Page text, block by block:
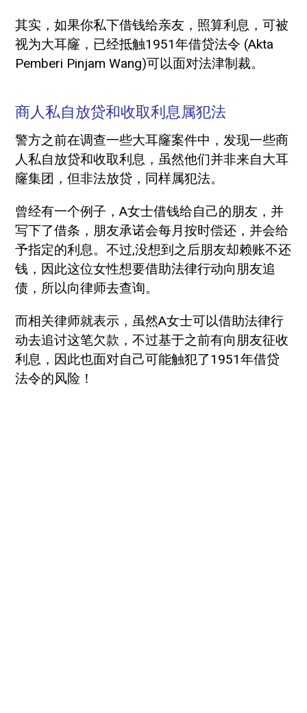
其实，如果你私下借钱给亲友，照算利息，可被
视为大耳窿，已经抵触1951年借贷法令 (Akta
Pemberi Pinjam Wang)可以面对法津制裁。
商人私自放贷和收取利息属犯法
警方之前在调查一些大耳窿案件中，发现一些商
人私自放贷和收取利息，虽然他们并非来自大耳
窿集团，但非法放贷，同样属犯法。
曾经有一个例子，A女士借钱给自己的朋友，并
写下了借条，朋友承诺会每月按时偿还，并会给
予指定的利息。不过,没想到之后朋友却赖账不还
钱，因此这位女性想要借助法律行动向朋友追
债，所以向律师去查询。
而相关律师就表示，虽然A女士可以借助法律行
动去追讨这笔欠款，不过基于之前有向朋友征收
利息，因此也面对自己可能触犯了1951年借贷
法令的风险！